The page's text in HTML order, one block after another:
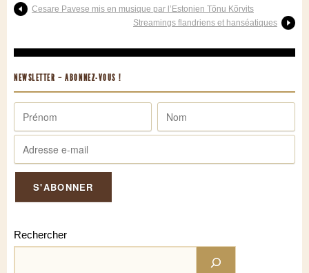
Cesare Pavese mis en musique par l’Estonien Tõnu Kõrvits
Streamings flandriens et hanséatiques
NEWSLETTER – ABONNEZ-VOUS !
Rechercher